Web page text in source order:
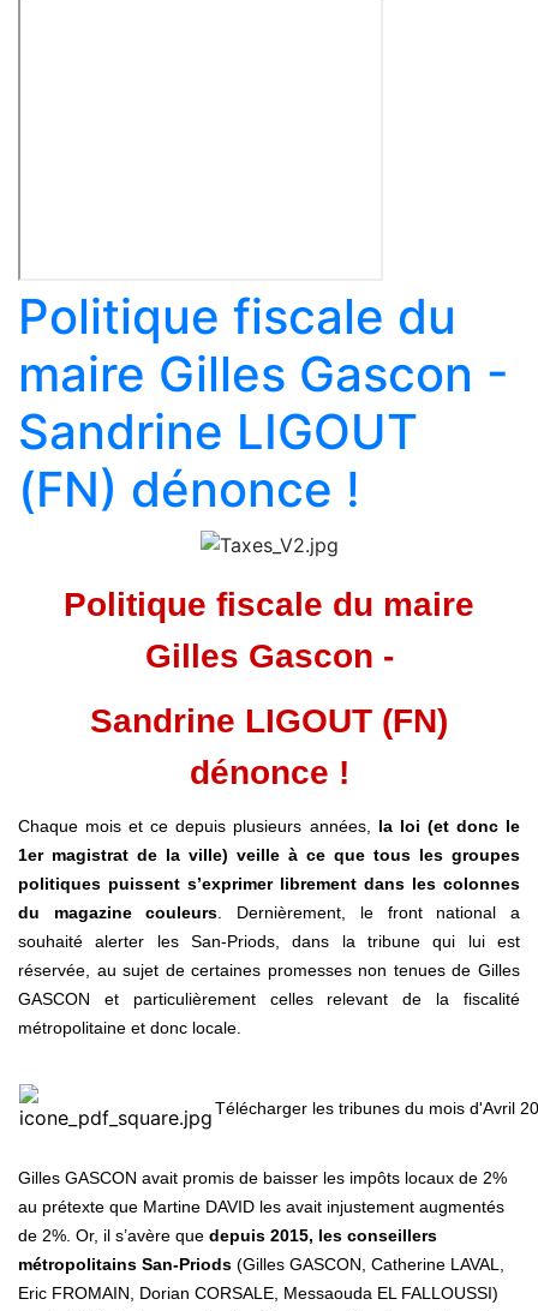
Politique fiscale du
maire Gilles Gascon -
Sandrine LIGOUT
(FN) dénonce !
Politique fiscale du maire
Gilles Gascon -
Sandrine LIGOUT (FN)
dénonce !
Chaque mois et ce depuis plusieurs années, la loi (et donc le
1er magistrat de la ville) veille à ce que tous les groupes
politiques puissent s’exprimer librement dans les colonnes
du magazine couleurs. Dernièrement, le front national a
souhaité alerter les San-Priods, dans la tribune qui lui est
réservée, au sujet de certaines promesses non tenues de Gilles
GASCON et particulièrement celles relevant de la fiscalité
métropolitaine et donc locale.
Télécharger les tribunes du mois d'Avril
Gilles GASCON avait promis de baisser les impôts locaux de 2%
au prétexte que Martine DAVID les avait injustement augmentés
de 2%. Or, il s’avère que depuis 2015, les conseillers
métropolitains San-Priods (Gilles GASCON, Catherine LAVAL,
Eric FROMAIN, Dorian CORSALE, Messaouda EL FALLOUSSI)